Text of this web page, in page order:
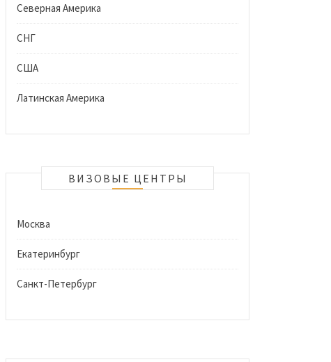
Северная Америка
СНГ
США
Латинская Америка
ВИЗОВЫЕ ЦЕНТРЫ
Москва
Екатеринбург
Санкт-Петербург